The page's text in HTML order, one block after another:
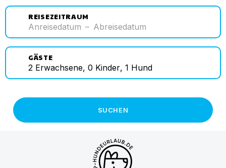
REISEZEITRAUM
Anreisedatum – Abreisedatum
GÄSTE
2 Erwachsene, 0 Kinder, 1 Hund
SUCHEN